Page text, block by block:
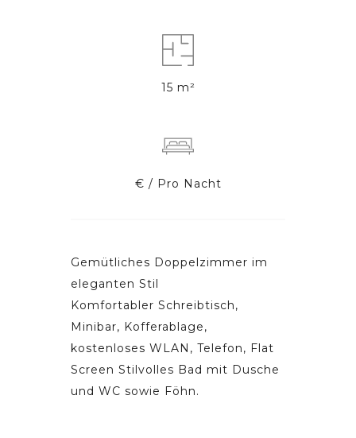
15 m²
€ / Pro Nacht
Gemütliches Doppelzimmer im
eleganten Stil
Komfortabler Schreibtisch,
Minibar, Kofferablage,
kostenloses WLAN, Telefon, Flat
Screen Stilvolles Bad mit Dusche
und WC sowie Föhn.